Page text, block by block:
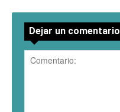
Dejar un comentario